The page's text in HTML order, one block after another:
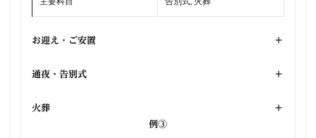
お迎え・ご安置 +
通夜・告別式 +
火葬
+
例③